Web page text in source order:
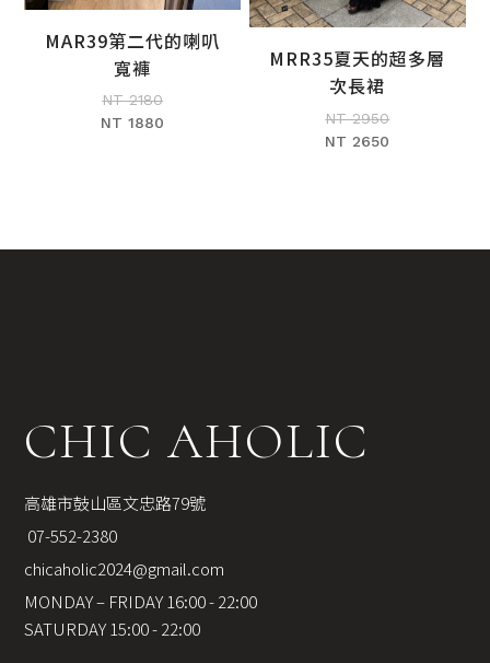
加入購物車
MAR39第二代的喇叭
寬褲
NT 2180
NT 1880
加入購物車
MRR35夏天的超多層
次長裙
NT 2950
NT 2650
CHIC AHOLIC
高雄市鼓山區文忠路79號
07-552-2380
chicaholic2024@gmail.com
MONDAY – FRIDAY 16:00 - 22:00
SATURDAY 15:00 - 22:00